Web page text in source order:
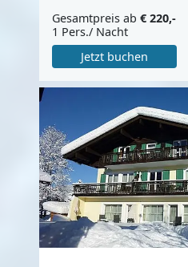
Gesamtpreis ab € 220,-
1 Pers./ Nacht
Jetzt buchen